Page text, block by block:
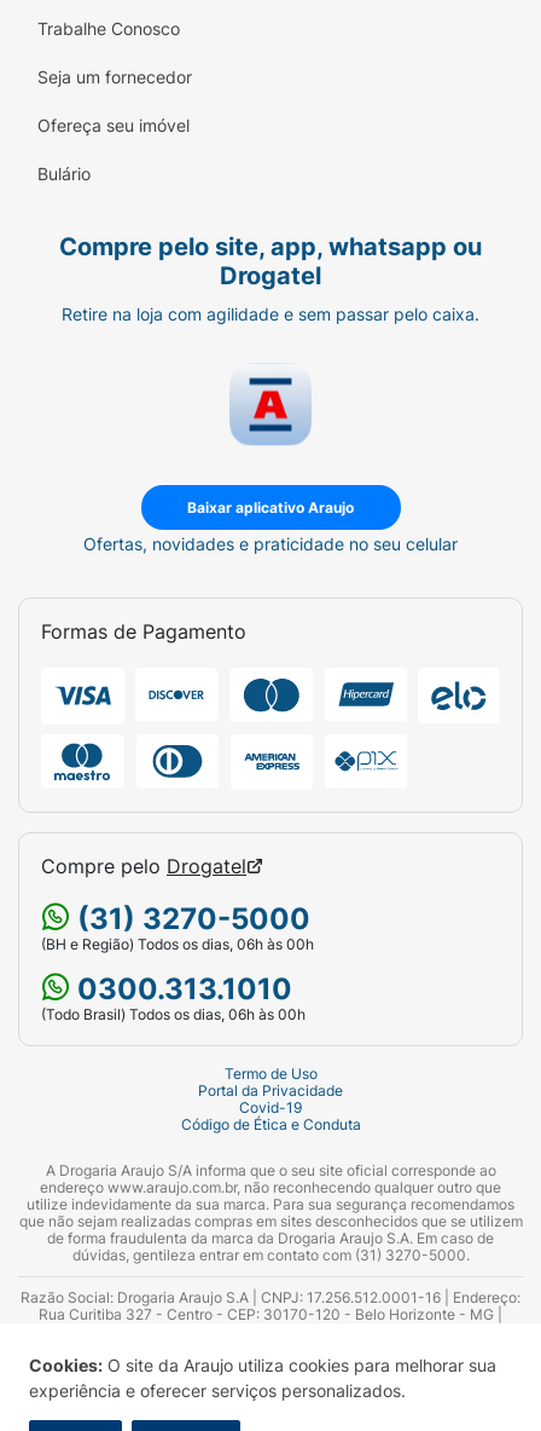
Cookies: O site da Araujo utiliza cookies para melhorar sua
experiência e oferecer serviços personalizados.
Trabalhe Conosco
Seja um fornecedor
Ofereça seu imóvel
Bulário
Compre pelo site, app, whatsapp ou
Drogatel
Retire na loja com agilidade e sem passar pelo caixa.
Baixar aplicativo Araujo
Ofertas, novidades e praticidade no seu celular
Formas de Pagamento
Compre pelo Drogatel
(31) 3270-5000
(BH e Região) Todos os dias, 06h às 00h
0300.313.1010
(Todo Brasil) Todos os dias, 06h às 00h
Termo de Uso
Portal da Privacidade
Covid-19
Código de Ética e Conduta
A Drogaria Araujo S/A informa que o seu site oficial corresponde ao
endereço www.araujo.com.br, não reconhecendo qualquer outro que
utilize indevidamente da sua marca. Para sua segurança recomendamos
que não sejam realizadas compras em sites desconhecidos que se utilizem
de forma fraudulenta da marca da Drogaria Araujo S.A. Em caso de
dúvidas, gentileza entrar em contato com (31) 3270-5000.
Razão Social: Drogaria Araujo S.A | CNPJ: 17.256.512.0001-16 | Endereço:
Rua Curitiba 327 - Centro - CEP: 30170-120 - Belo Horizonte - MG |
Azevedo Guimarães – CRF 10.965 | Yasmin Silva Alvarenga – CRF 52.584 -
Consultor substituto: Thiago Aguiar Pinheiro - CRF Nº 13.748. Alvará
Sanitário: 2025020713 | Autorização de Funcionamento da Empresa (AFE):